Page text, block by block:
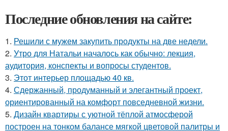
Последние обновления на сайте:
1. Решили с мужем закупить продукты на две недели.
2. Утро для Натальи началось как обычно: лекция,
аудитория, конспекты и вопросы студентов.
3. Этот интерьер площадью 40 кв.
4. Сдержанный, продуманный и элегантный проект,
ориентированный на комфорт повседневной жизни.
5. Дизайн квартиры с уютной тёплой атмосферой
построен на тонком балансе мягкой цветовой палитры и